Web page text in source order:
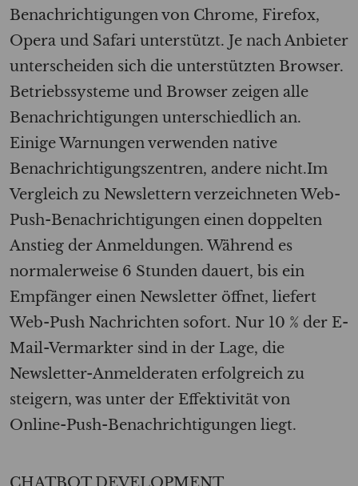
Benachrichtigungen von Chrome, Firefox,
Opera und Safari unterstützt. Je nach Anbieter
unterscheiden sich die unterstützten Browser.
Betriebssysteme und Browser zeigen alle
Benachrichtigungen unterschiedlich an.
Einige Warnungen verwenden native
Benachrichtigungszentren, andere nicht.Im
Vergleich zu Newslettern verzeichneten Web-
Push-Benachrichtigungen einen doppelten
Anstieg der Anmeldungen. Während es
normalerweise 6 Stunden dauert, bis ein
Empfänger einen Newsletter öffnet, liefert
Web-Push Nachrichten sofort. Nur 10 % der E-
Mail-Vermarkter sind in der Lage, die
Newsletter-Anmelderaten erfolgreich zu
steigern, was unter der Effektivität von
Online-Push-Benachrichtigungen liegt.
CHATBOT DEVELOPMENT